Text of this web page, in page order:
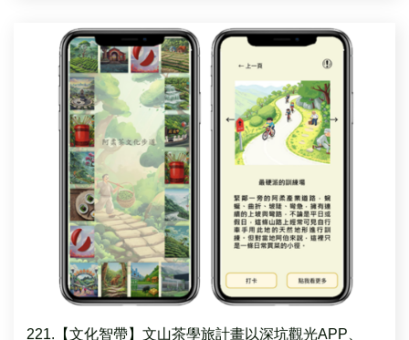
221.【文化智帶】文山茶學旅計畫以深坑觀光APP、